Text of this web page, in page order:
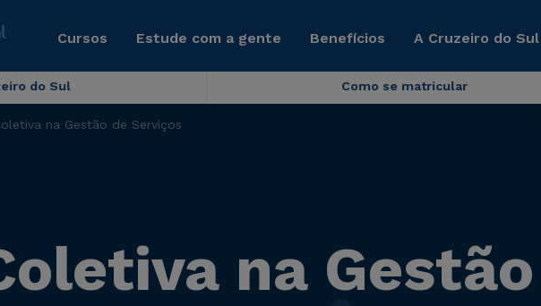
Cursos Estude com a gente Benefícios A Cruzeiro do
do Sul Como se matricular
na Gestão de Serviços
na